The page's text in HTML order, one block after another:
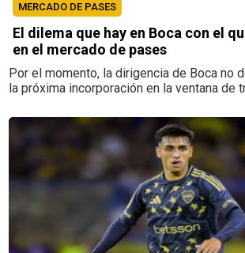
MERCADO DE PASES
El dilema que hay en Boca con el
en el mercado de pases
Por el momento, la dirigencia de Boca no
la próxima incorporación en la ventana de